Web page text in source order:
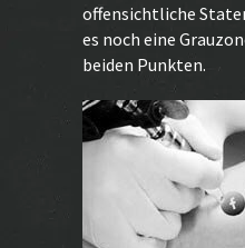
offensichtliche
es noch eine
beiden Punkten.